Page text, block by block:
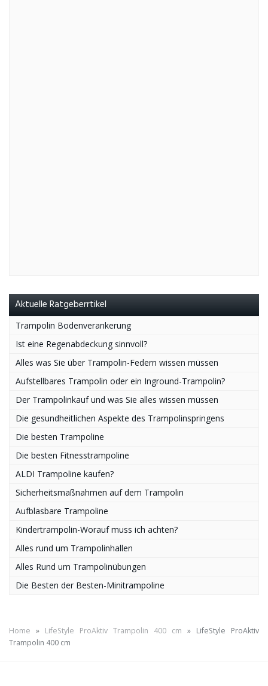
Aktuelle Ratgeberrtikel
Trampolin Bodenverankerung
Ist eine Regenabdeckung sinnvoll?
Alles was Sie über Trampolin-Federn wissen müssen
Aufstellbares Trampolin oder ein Inground-Trampolin?
Der Trampolinkauf und was Sie alles wissen müssen
Die gesundheitlichen Aspekte des Trampolinspringens
Die besten Trampoline
Die besten Fitnesstrampoline
ALDI Trampoline kaufen?
Sicherheitsmaßnahmen auf dem Trampolin
Aufblasbare Trampoline
Kindertrampolin-Worauf muss ich achten?
Alles rund um Trampolinhallen
Alles Rund um Trampolinübungen
Die Besten der Besten-Minitrampoline
Home » LifeStyle ProAktiv Trampolin 400 cm » LifeStyle ProAktiv
Trampolin 400 cm